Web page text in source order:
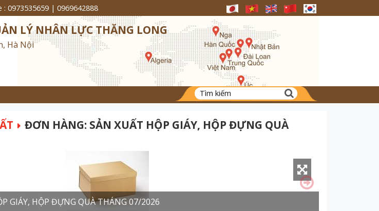
: 0973535659 | 0969642888
LÝ NHÂN LỰC THĂNG LONG
Hà Nội
ĐƠN HÀNG: SẢN XUẤT HỘP GIÁY, HỘP ĐỰNG QUÀ
GIÁY, HỘP ĐỰNG QUÀ THÁNG 07/2026